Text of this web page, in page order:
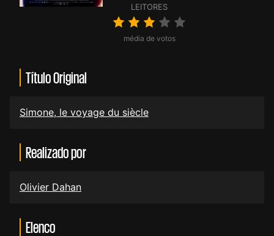
LEITORES
média de votos
Título Original
Simone, le voyage du siècle
Realizado por
Olivier Dahan
Elenco